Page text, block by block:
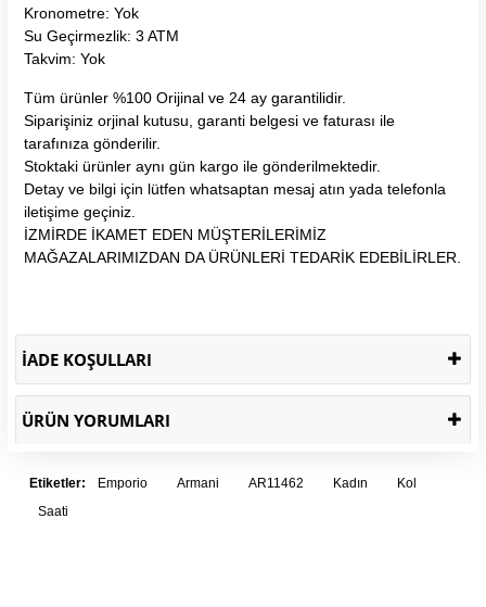
Kronometre: Yok
Su Geçirmezlik: 3 ATM
Takvim: Yok
Tüm ürünler %100 Orijinal ve 24 ay garantilidir.
Siparişiniz orjinal kutusu, garanti belgesi ve faturası ile
tarafınıza gönderilir.
Stoktaki ürünler aynı gün kargo ile gönderilmektedir.
Detay ve bilgi için lütfen whatsaptan mesaj atın yada telefonla
iletişime geçiniz.
İZMİRDE İKAMET EDEN MÜŞTERİLERİMİZ
MAĞAZALARIMIZDAN DA ÜRÜNLERİ TEDARİK EDEBİLİRLER.
İADE KOŞULLARI
ÜRÜN YORUMLARI
Etiketler: Emporio Armani AR11462 Kadın
Kol
Saati